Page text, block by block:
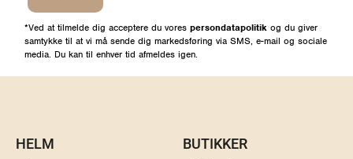
*Ved at tilmelde dig acceptere du vores persondatapolitik og du giver
samtykke til at vi må sende dig markedsføring via SMS, e-mail og sociale
media. Du kan til enhver tid afmeldes igen.
HELM BUTIKKER